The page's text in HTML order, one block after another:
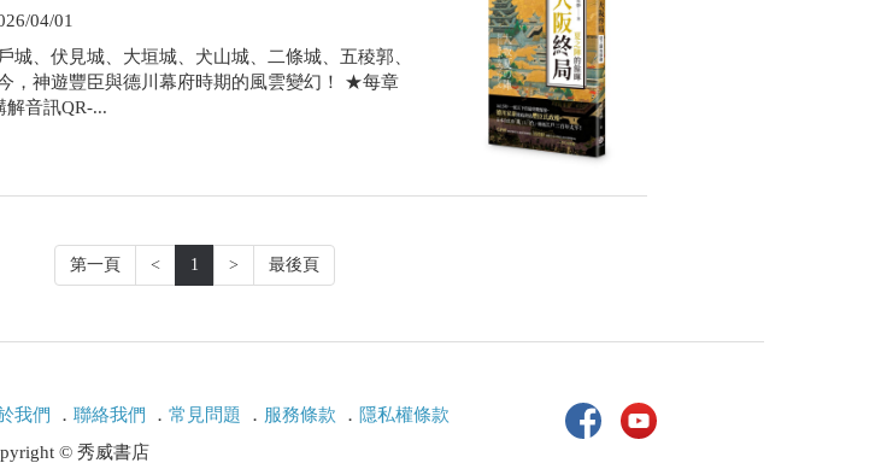
04/01
、伏見城、大垣城、犬山城、二條城、五稜郭、
，神遊豐臣與德川幕府時期的風雲變幻！ ★每章
音訊QR-...
第一頁 < 1 > 最後頁
我們 ． 聯絡我們 ． 常見問題 ． 服務條款 ． 隱私權條款
© 秀威書店